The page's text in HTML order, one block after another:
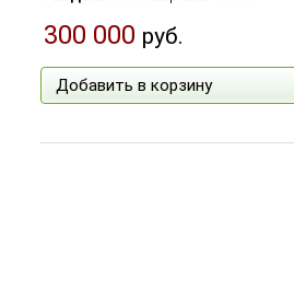
300 000 руб.
Добавить в корзину